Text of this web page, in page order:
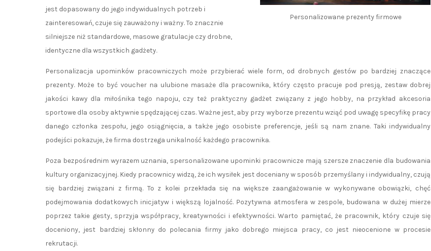
Personalizowane prezenty firmowe
jest dopasowany do jego indywidualnych potrzeb i
zainteresowań, czuje się zauważony i ważny. To znacznie
silniejsze niż standardowe, masowe gratulacje czy drobne,
identyczne dla wszystkich gadżety.
Personalizacja upominków pracowniczych może przybierać wiele form, od drobnych gestów po bardziej znaczące
prezenty. Może to być voucher na ulubione masaże dla pracownika, który często pracuje pod presją, zestaw dobrej
jakości kawy dla miłośnika tego napoju, czy też praktyczny gadżet związany z jego hobby, na przykład akcesoria
sportowe dla osoby aktywnie spędzającej czas. Ważne jest, aby przy wyborze prezentu wziąć pod uwagę specyfikę pracy
danego członka zespołu, jego osiągnięcia, a także jego osobiste preferencje, jeśli są nam znane. Taki indywidualny
podejści pokazuje, że firma dostrzega unikalność każdego pracownika.
Poza bezpośrednim wyrazem uznania, spersonalizowane upominki pracownicze mają szersze znaczenie dla budowania
kultury organizacyjnej. Kiedy pracownicy widzą, że ich wysiłek jest doceniany w sposób przemyślany i indywidualny, czują
się bardziej związani z firmą. To z kolei przekłada się na większe zaangażowanie w wykonywane obowiązki, chęć
podejmowania dodatkowych inicjatyw i większą lojalność. Pozytywna atmosfera w zespole, budowana w dużej mierze
poprzez takie gesty, sprzyja współpracy, kreatywności i efektywności. Warto pamiętać, że pracownik, który czuje się
doceniony, jest bardziej skłonny do polecania firmy jako dobrego miejsca pracy, co jest nieocenione w procesie
rekrutacji.